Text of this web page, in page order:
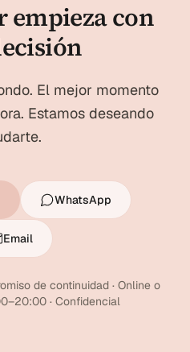
empieza con
El mejor momento
Estamos deseando
WhatsApp
Email
de continuidad · Online o
· Confidencial